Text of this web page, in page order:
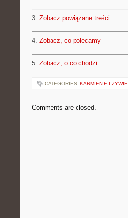
3. Zobacz powiązane treści
4. Zobacz, co polecamy
5. Zobacz, o co chodzi
CATEGORIES: KARMIENIE I
Comments are closed.